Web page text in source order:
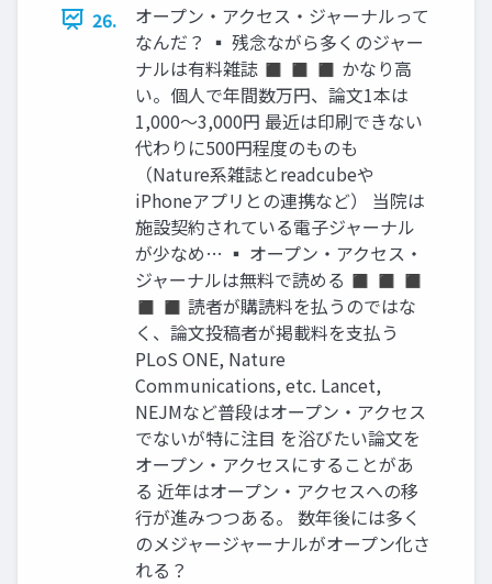
26.
オープン・アクセス・ジャーナルって
なんだ？ ▪ 残念ながら多くのジャー
ナルは有料雑誌 ◼ ◼ ◼ かなり高
い。個人で年間数万円、論文1本は
1,000〜3,000円 最近は印刷できない
代わりに500円程度のものも
（Nature系雑誌とreadcubeや
iPhoneアプリとの連携など） 当院は
施設契約されている電子ジャーナル
が少なめ… ▪ オープン・アクセス・
ジャーナルは無料で読める ◼ ◼ ◼
◼ ◼ 読者が購読料を払うのではな
く、論文投稿者が掲載料を支払う
PLoS ONE, Nature
Communications, etc. Lancet,
NEJMなど普段はオープン・アクセス
でないが特に注目 を浴びたい論文を
オープン・アクセスにすることがあ
る 近年はオープン・アクセスへの移
行が進みつつある。 数年後には多く
のメジャージャーナルがオープン化さ
れる？